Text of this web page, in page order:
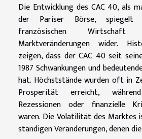
Die Entwicklung des CAC 40, als
der Pariser Börse,
französischen
Marktveränderungen wider.
zeigen, dass der CAC 40 seit
1987 Schwankungen und
hat. Höchststände wurden oft in
Prosperität erreicht,
Rezessionen oder finanzielle
waren. Die Volatilität des Marktes
ständigen Veränderungen, denen